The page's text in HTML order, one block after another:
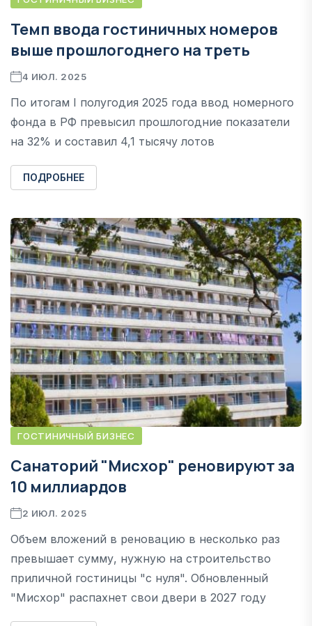
Темп ввода гостиничных номеров
выше прошлогоднего на треть
4 ИЮЛ. 2025
По итогам I полугодия 2025 года ввод номерного
фонда в РФ превысил прошлогодние показатели
на 32% и составил 4,1 тысячу лотов
ПОДРОБНЕЕ
ГОСТИНИЧНЫЙ БИЗНЕС
Cанаторий "Мисхор" реновируют за
10 миллиардов
2 ИЮЛ. 2025
Объем вложений в реновацию в несколько раз
превышает сумму, нужную на строительство
приличной гостиницы "с нуля". Обновленный
"Мисхор" распахнет свои двери в 2027 году